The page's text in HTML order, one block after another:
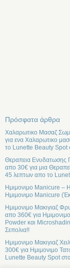
Πρόσφατα άρθρα
Χαλαρωτικο Μασαζ
για ενα Χαλαρωτικο
το Lunette Beauty Spot
Θεραπεια
απο 30€ για μια
45 λεπτων απο το
Ημιμονιμο Manicure –
Ημιμονιμο Manicure
Ημιμονιμο Μακιγιαζ
απο 360€ για
Powder και
Σεπολια!!
Ημιμονιμο Μακιγιαζ
300€ για Ημιμονιμο
Lunette Beauty Spot